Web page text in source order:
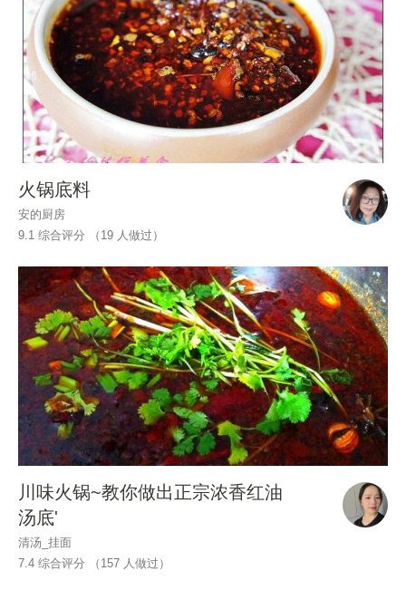
火锅底料
安的厨房
9.1 综合评分 （ 19 人做过）
川味火锅~教你做出正宗浓香红油
汤底'
清汤_挂面
7.4 综合评分 （ 157 人做过）